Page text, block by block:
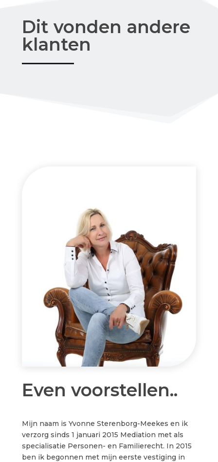
Dit vonden andere
klanten
Even voorstellen..
Mijn naam is Yvonne Sterenborg-Meekes en ik
verzorg sinds 1 januari 2015 Mediation met als
specialisatie Personen- en Familierecht. In 2015
ben ik begonnen met mijn eerste vestiging in